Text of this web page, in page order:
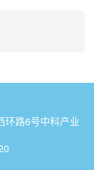
路6号中科产业